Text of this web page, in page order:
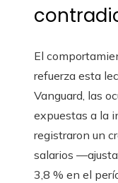
El
refuerza esta
Vanguard, las
expuestas a la
registraron un
salarios
3,8 % en el